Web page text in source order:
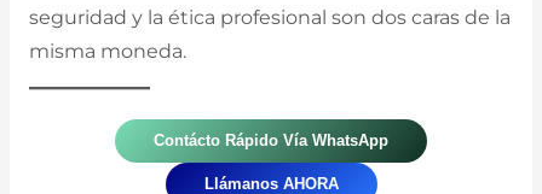
seguridad y la ética profesional son dos caras de la
misma moneda.
Contácto Rápido Vía WhatsApp
Llámanos AHORA